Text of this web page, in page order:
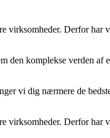
virksomheder. Derfor har
den komplekse verden af
vi dig nærmere de
virksomheder. Derfor har